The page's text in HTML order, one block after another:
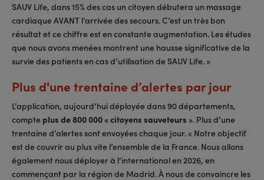
SAUV Life, dans 15% des cas un citoyen débutera un massage
cardiaque AVANT l’arrivée des secours. C’est un très bon
résultat et ce chiffre est en constante augmentation. Les études
que nous avons menées montrent une hausse significative de la
survie des patients en cas d’utilisation de SAUV Life. »
Plus d'une trentaine d’alertes par jour
L’application, aujourd’hui déployée dans 90 départements,
compte plus de 800 000 « citoyens sauveteurs ». Plus d’une
trentaine d’alertes sont envoyées chaque jour. « Notre objectif
est de couvrir au plus vite l’ensemble de la France. Nous allons
également nous déployer à l’international en 2026, en
commençant par la région de Madrid. À nous de convaincre les